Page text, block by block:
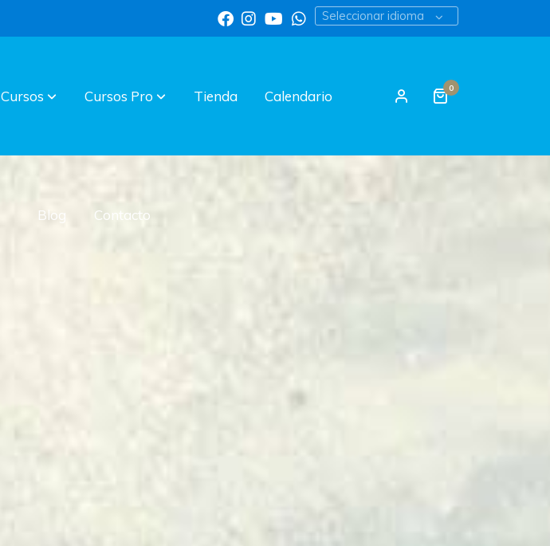
Seleccionar idioma
Cursos Cursos Pro Tienda Calendario
Blog Contacto
0